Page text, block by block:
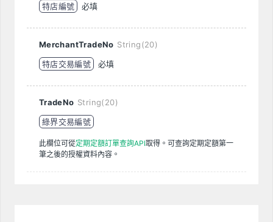
特店編號
必填
MerchantTradeNo String(20)
特店交易編號
必填
TradeNo String(20)
綠界交易編號
此欄位可從定期定額訂單查詢API取得。可查詢定期定額第一
筆之後的授權資料內容。